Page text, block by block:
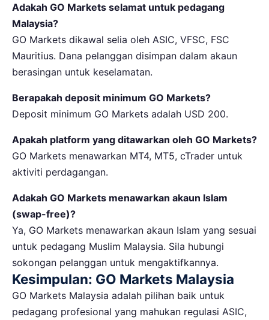
Adakah GO Markets selamat untuk pedagang
Malaysia?
GO Markets dikawal selia oleh ASIC, VFSC, FSC
Mauritius. Dana pelanggan disimpan dalam akaun
berasingan untuk keselamatan.
Berapakah deposit minimum GO Markets?
Deposit minimum GO Markets adalah USD 200.
Apakah platform yang ditawarkan oleh GO Markets?
GO Markets menawarkan MT4, MT5, cTrader untuk
aktiviti perdagangan.
Adakah GO Markets menawarkan akaun Islam
(swap-free)?
Ya, GO Markets menawarkan akaun Islam yang sesuai
untuk pedagang Muslim Malaysia. Sila hubungi
sokongan pelanggan untuk mengaktifkannya.
Kesimpulan: GO Markets Malaysia
GO Markets Malaysia adalah pilihan baik untuk
pedagang profesional yang mahukan regulasi ASIC,